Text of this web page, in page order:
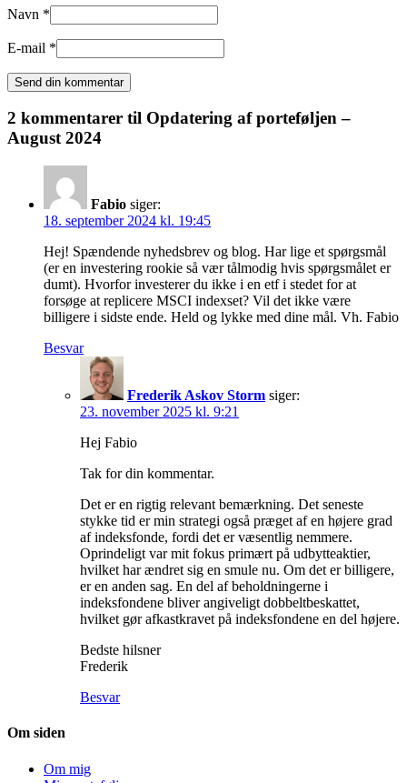
Navn *
E-mail *
2 kommentarer til Opdatering af porteføljen –
August 2024
Fabio siger:
18. september 2024 kl. 19:45
Hej! Spændende nyhedsbrev og blog. Har lige et spørgsmål
(er en investering rookie så vær tålmodig hvis spørgsmålet er
dumt). Hvorfor investerer du ikke i en etf i stedet for at
forsøge at replicere MSCI indexset? Vil det ikke være
billigere i sidste ende. Held og lykke med dine mål. Vh. Fabio
Besvar
Frederik Askov Storm siger:
23. november 2025 kl. 9:21
Hej Fabio
Tak for din kommentar.
Det er en rigtig relevant bemærkning. Det seneste
stykke tid er min strategi også præget af en højere grad
af indeksfonde, fordi det er væsentlig nemmere.
Oprindeligt var mit fokus primært på udbytteaktier,
hvilket har ændret sig en smule nu. Om det er billigere,
er en anden sag. En del af beholdningerne i
indeksfondene bliver angiveligt dobbeltbeskattet,
hvilket gør afkastkravet på indeksfondene en del højere.
Bedste hilsner
Frederik
Besvar
Om siden
Om mig